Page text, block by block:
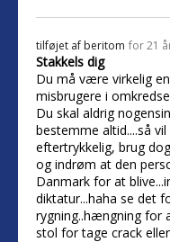
tilføjet af beritom for 21
Stakkels dig
Du må være virkelig
misbrugere i
Du skal aldrig
bestemme altid....så
eftertrykkelig, brug
og indrøm at den
Danmark for at
diktatur...haha se det
rygning..hængning for
stol for tage crack